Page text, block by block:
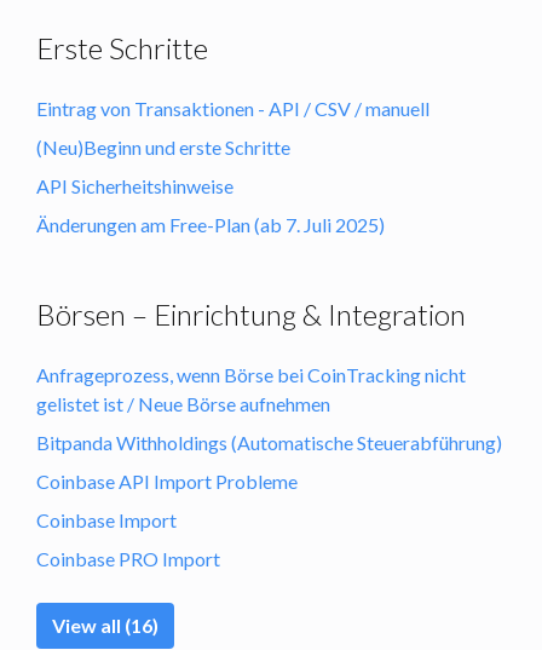
Erste Schritte
Eintrag von Transaktionen - API / CSV / manuell
(Neu)Beginn und erste Schritte
API Sicherheitshinweise
Änderungen am Free-Plan (ab 7. Juli 2025)
Börsen – Einrichtung & Integration
Anfrageprozess, wenn Börse bei CoinTracking nicht
gelistet ist / Neue Börse aufnehmen
Bitpanda Withholdings (Automatische Steuerabführung)
Coinbase API Import Probleme
Coinbase Import
Coinbase PRO Import
View all (16)